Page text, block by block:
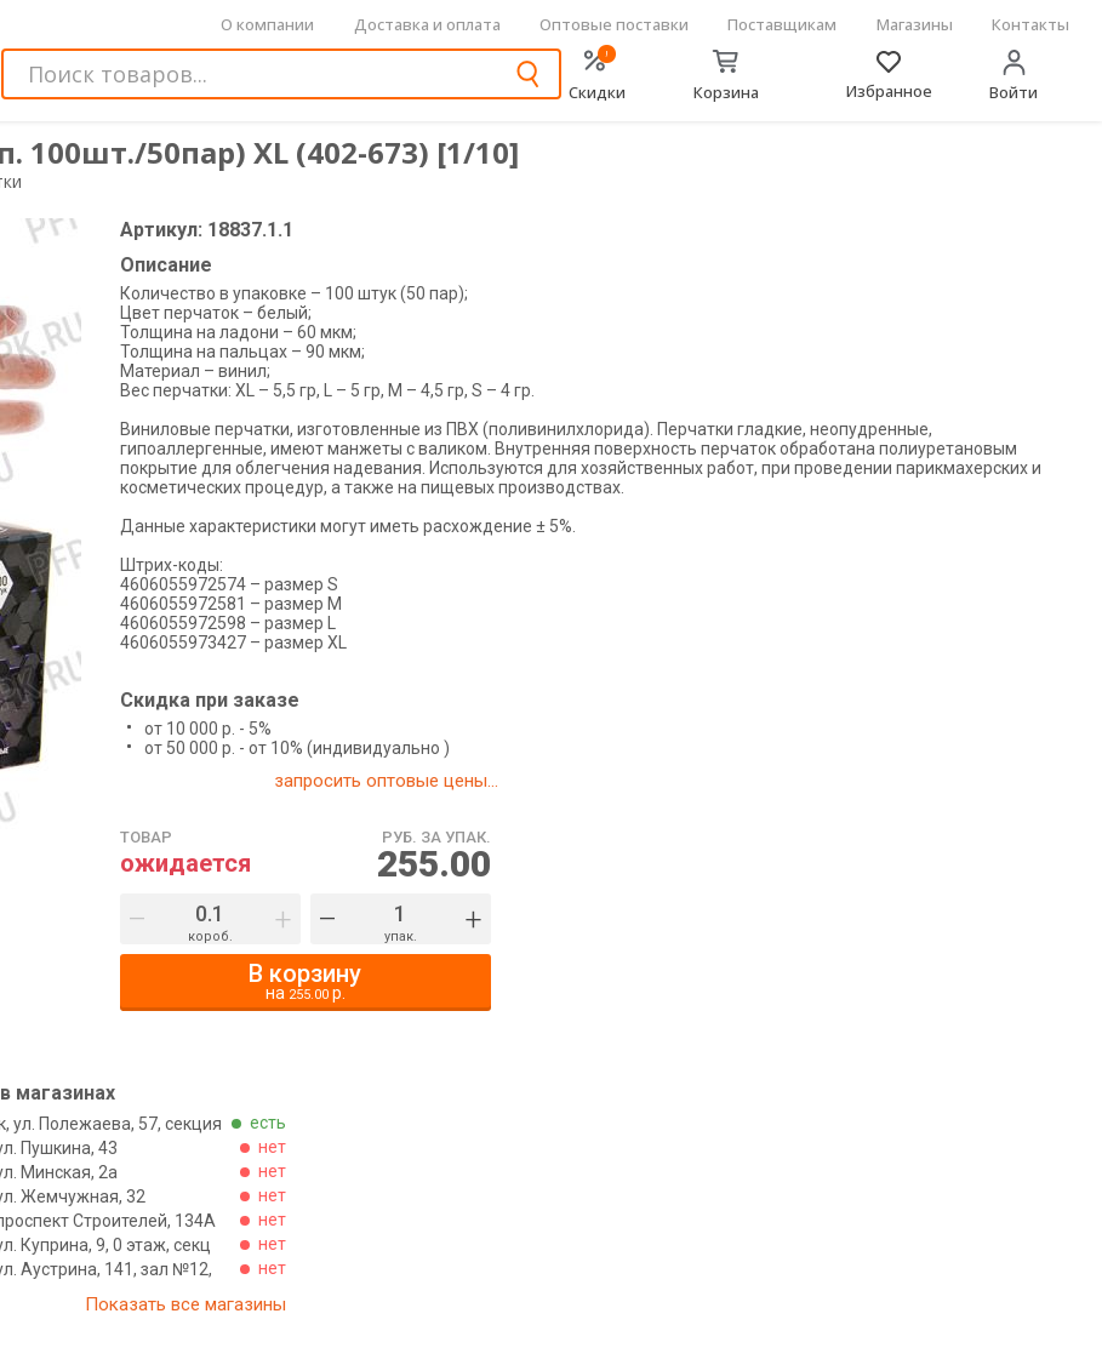
О компании Доставка и оплата Оптовые поставки Поставщикам Магазины Контакты
!
Скидки Корзина Избранное Войти
100шт./50пар) XL (402-673) [1/10]
Артикул: 18837.1.1
Описание
Количество в упаковке – 100 штук (50 пар);
Цвет перчаток – белый;
Толщина на ладони – 60 мкм;
Толщина на пальцах – 90 мкм;
Материал – винил;
Вес перчатки: XL – 5,5 гр, L – 5 гр, M – 4,5 гр, S – 4 гр.
Виниловые перчатки, изготовленные из ПВХ (поливинилхлорида). Перчатки гладкие, неопудренные,
гипоаллергенные, имеют манжеты с валиком. Внутренняя поверхность перчаток обработана полиуретановым
покрытие для облегчения надевания. Используются для хозяйственных работ, при проведении парикмахерских и
косметических процедур, а также на пищевых производствах.
Данные характеристики могут иметь расхождение ± 5%.
Штрих-коды:
4606055972574 – размер S
4606055972581 – размер М
4606055972598 – размер L
4606055973427 – размер XL
Скидка при заказе
от 10 000 р. - 5%
от 50 000 р. - от 10% (индивидуально )
запросить оптовые цены...
ТОВАР
ожидается
РУБ. ЗА УПАК.
255.00
– короб. + – упак. +
В корзину
на 255.00р.
магазинах
ул. Полежаева, 57, секция
есть
Пушкина, 43
нет
Минская, 2а
нет
Жемчужная, 32
нет
Строителей, 134А
нет
Куприна, 9, 0 этаж, секц
нет
Аустрина, 141, зал №12,
нет
Показать все магазины